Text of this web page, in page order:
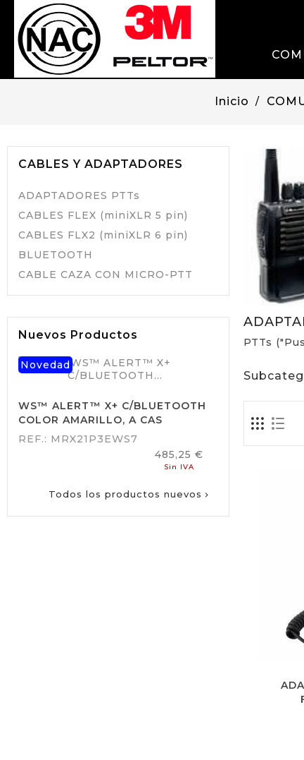
Inicio
CABLES Y ADAPTADORES
ADAPTADORES PTTs
CABLES FLEX (miniXLR 5 pin)
CABLES FLX2 (miniXLR 6 pin)
BLUETOOTH
CABLE CAZA CON MICRO-PTT
Nuevos Productos
Novedad
WS™ ALERT™ X+ C/BLUETOOTH
COLOR AMARILLO, A CAS
REF.: MRX21P3EWS7
Precio
485,25 €
Sin IVA
Todos los productos nuevos 
PTTs